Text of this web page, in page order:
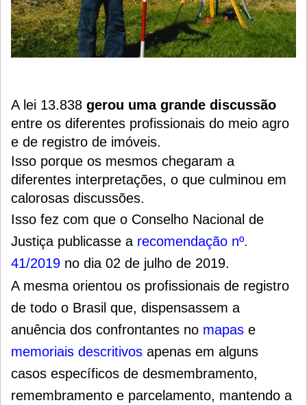
A lei 13.838 gerou uma grande discussão
entre os diferentes profissionais do meio agro
e de registro de imóveis.
Isso porque os mesmos chegaram a
diferentes interpretações, o que culminou em
calorosas discussões.
Isso fez com que o Conselho Nacional de
Justiça publicasse a recomendação nº.
41/2019 no dia 02 de julho de 2019.
A mesma orientou os profissionais de registro
de todo o Brasil que, dispensassem a
anuência dos confrontantes no mapas e
memoriais descritivos apenas em alguns
casos específicos de desmembramento,
remembramento e parcelamento, mantendo a